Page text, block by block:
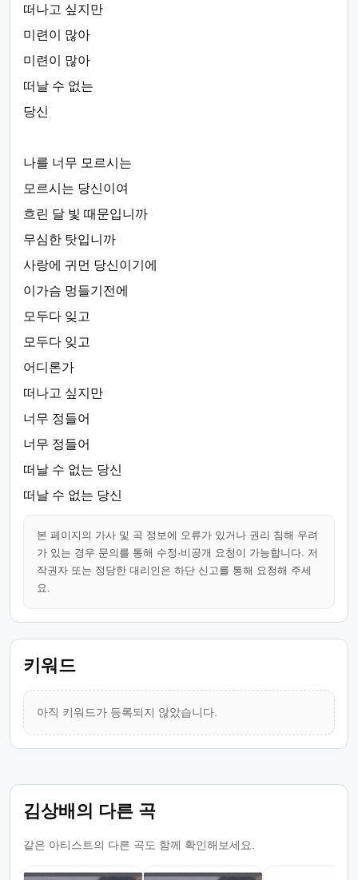
떠나고 싶지만
미련이 많아
미련이 많아
떠날 수 없는
당신
나를 너무 모르시는
모르시는 당신이여
흐린 달 빛 때문입니까
무심한 탓입니까
사랑에 귀먼 당신이기에
이가슴 멍들기전에
모두다 잊고
모두다 잊고
어디론가
떠나고 싶지만
너무 정들어
너무 정들어
떠날 수 없는 당신
떠날 수 없는 당신
본 페이지의 가사 및 곡 정보에 오류가 있거나 권리 침해 우려
가 있는 경우 문의를 통해 수정·비공개 요청이 가능합니다. 저
작권자 또는 정당한 대리인은 하단 신고를 통해 요청해 주세
요.
키워드
아직 키워드가 등록되지 않았습니다.
김상배의 다른 곡
같은 아티스트의 다른 곡도 함께 확인해보세요.